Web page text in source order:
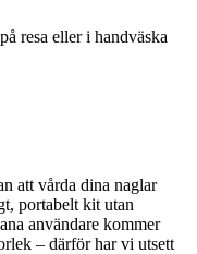
resa eller i handväska
att vårda dina naglar
portabelt kit utan
användare kommer
– därför har vi utsett